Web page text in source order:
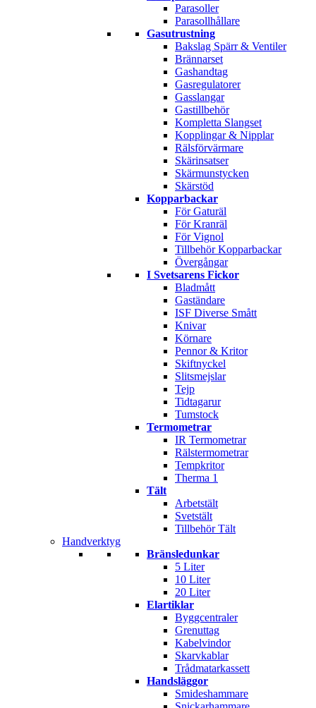
Parasoller
Parasollhållare
Gasutrustning
Bakslag Spärr & Ventiler
Brännarset
Gashandtag
Gasregulatorer
Gasslangar
Gastillbehör
Kompletta Slangset
Kopplingar & Nipplar
Rälsförvärmare
Skärinsatser
Skärmunstycken
Skärstöd
Kopparbackar
För Gaturäl
För Kranräl
För Vignol
Tillbehör Kopparbackar
Övergångar
I Svetsarens Fickor
Bladmått
Gaständare
ISF Diverse Smått
Knivar
Körnare
Pennor & Kritor
Skiftnyckel
Slitsmejslar
Tejp
Tidtagarur
Tumstock
Termometrar
IR Termometrar
Rälstermometrar
Tempkritor
Therma 1
Tält
Arbetstält
Svetstält
Tillbehör Tält
Handverktyg
Bränsledunkar
5 Liter
10 Liter
20 Liter
Elartiklar
Byggcentraler
Grenuttag
Kabelvindor
Skarvkablar
Trådmatarkassett
Handsläggor
Smideshammare